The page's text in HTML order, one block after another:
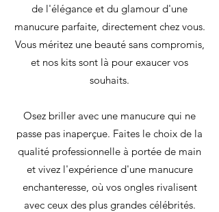
de l'élégance et du glamour d'une
manucure parfaite, directement chez vous.
Vous méritez une beauté sans compromis,
et nos kits sont là pour exaucer vos
souhaits.
Osez briller avec une manucure qui ne
passe pas inaperçue. Faites le choix de la
qualité professionnelle à portée de main
et vivez l'expérience d'une manucure
enchanteresse, où vos ongles rivalisent
avec ceux des plus grandes célébrités.